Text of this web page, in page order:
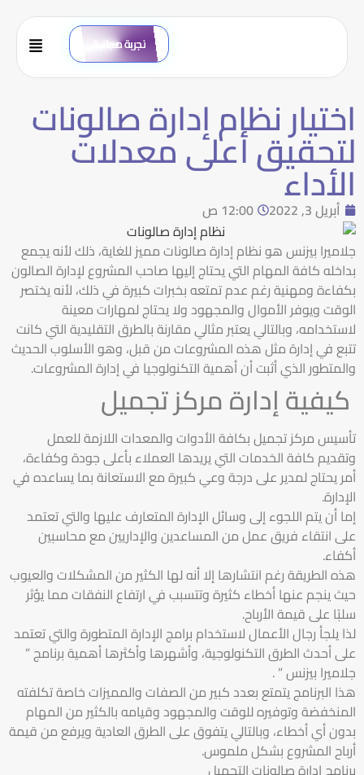
تجربة مجانية
اختيار نظام إدارة صالونات
لتحقيق أعلى معدلات
الأداء
أبريل 3, 2022
12:00 ص
جلاميرا بيزنس هو نظام إدارة صالونات مميز للغاية، ذلك لأنه يجمع
بداخله كافة المهام التي يحتاج إليها صاحب المشروع لإدارة الصالون
بكفاءة ومهنية رغم عدم تمتعه بخبرات كبيرة في ذلك، لأنه يختصر
الوقت ويوفر الأموال والمجهود ولا يحتاج لمهارات معينة
لاستخدامه، وبالتالي يعتبر مثالي مقارنة بالطرق التقليدية التي كانت
تتبع في إدارة مثل هذه المشروعات من قبل، وهو الأسلوب الحديث
والمتطور الذي أثبت أن أهمية التكنولوجيا في إدارة المشروعات.
كيفية إدارة مركز تجميل
تأسيس مركز تجميل بكافة الأدوات والمعدات اللازمة للعمل
وتقديم كافة الخدمات التي يريدها العملاء بأعلى جودة وكفاءة،
أمر يحتاج لمدير على درجة وعي كبيرة مع الاستعانة بما يساعده في
الإدارة.
إما أن يتم اللجوء إلى وسائل الإدارة المتعارف عليها والتي تعتمد
على انتقاء فريق عمل من المساعدين والإداريين مع محاسبين
أكفاء.
هذه الطريقة رغم انتشارها إلا أنه لها الكثير من المشكلات والعيوب
حيث ينجم عنها أخطاء كثيرة وتتسبب في ارتفاع النفقات مما يؤثر
سلبًا على قيمة الأرباح.
لذا يلجأ رجال الأعمال لاستخدام برامج الإدارة المتطورة والتي تعتمد
على أحدث الطرق التكنولوجية، وأشهرها وأكثرها أهمية برنامج ”
جلاميرا بيزنس ” .
هذا البرنامج يتمتع بعدد كبير من الصفات والمميزات خاصة تكلفته
المنخفضة وتوفيره للوقت والمجهود وقيامه بالكثير من المهام
بدون أي أخطاء، وبالتالي يتفوق على الطرق العادية ويرفع من قيمة
أرباح المشروع بشكل ملموس.
برنامج إدارة صالونات التجميل